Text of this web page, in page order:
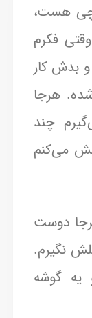
هست،
فکرم
بدش کار
هرجا
چند
می‌کنم
دوست
نگیرم.
گوشه